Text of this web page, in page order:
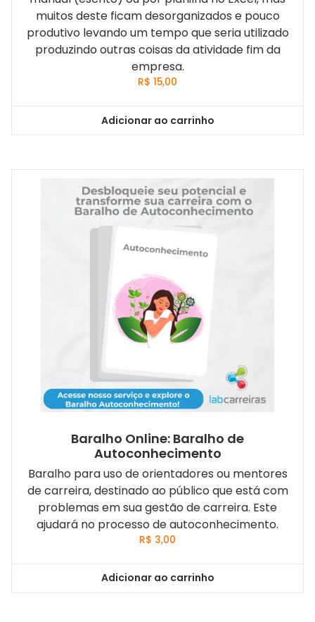
muitos deste ficam desorganizados e pouco
produtivo levando um tempo que seria utilizado
produzindo outras coisas da atividade fim da
empresa.
R$ 15,00
Adicionar ao carrinho
Baralho Online: Baralho de
Autoconhecimento
Baralho para uso de orientadores ou mentores
de carreira, destinado ao público que está com
problemas em sua gestão de carreira. Este
ajudará no processo de autoconhecimento.
R$ 3,00
Adicionar ao carrinho